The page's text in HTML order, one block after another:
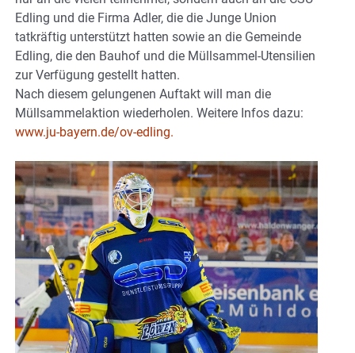
Edling und die Firma Adler, die die Junge Union
tatkräftig unterstützt hatten sowie an die Gemeinde
Edling, die den Bauhof und die Müllsammel-Utensilien
zur Verfügung gestellt hatten.
Nach diesem gelungenen Auftakt will man die
Müllsammelaktion wiederholen. Weitere Infos dazu:
www.ju-bayern.de/ov-edling.